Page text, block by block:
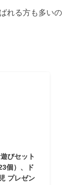
れる方も多いの
びセット
個）、ド
プレゼン